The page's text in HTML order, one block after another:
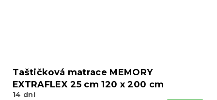
Taštičková matrace MEMORY
EXTRAFLEX 25 cm 120 x 200 cm
14 dní